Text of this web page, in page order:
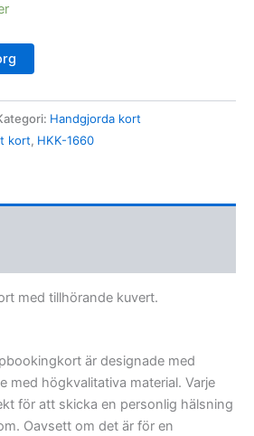
Handgjorda kort
kort, HKK-1660
med tillhörande kuvert.
är designade med
med högkvalitativa material. Varje
för att skicka en personlig hälsning
Oavsett om det är för en